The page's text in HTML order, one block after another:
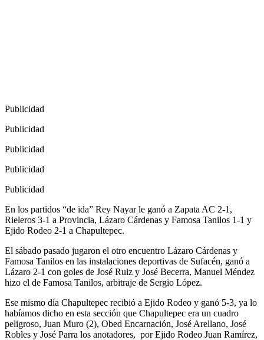
Publicidad
Publicidad
Publicidad
Publicidad
Publicidad
En los partidos “de ida” Rey Nayar le ganó a Zapata AC 2-1,
Rieleros 3-1 a Provincia, Lázaro Cárdenas y Famosa Tanilos 1-1 y
Ejido Rodeo 2-1 a Chapultepec.
El sábado pasado jugaron el otro encuentro Lázaro Cárdenas y
Famosa Tanilos en las instalaciones deportivas de Sufacén, ganó a
Lázaro 2-1 con goles de José Ruiz y José Becerra, Manuel Méndez
hizo el de Famosa Tanilos, arbitraje de Sergio López.
Ese mismo día Chapultepec recibió a Ejido Rodeo y ganó 5-3, ya lo
habíamos dicho en esta sección que Chapultepec era un cuadro
peligroso, Juan Muro (2), Obed Encarnación, José Arellano, José
Robles y José Parra los anotadores, por Ejido Rodeo Juan Ramírez,